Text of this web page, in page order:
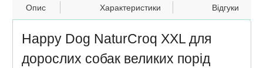
Опис Характеристики Відгуки
Happy Dog NaturCroq XXL для
дорослих собак великих порід